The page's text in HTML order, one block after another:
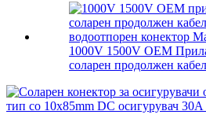
1000V 1500V OEM
соларен продолжен